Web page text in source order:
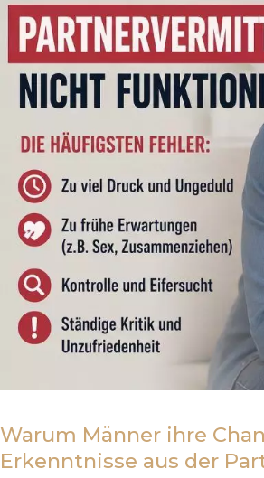
Warum Männer ihre
Erkenntnisse aus der